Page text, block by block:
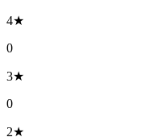
4★
0
3★
0
2★